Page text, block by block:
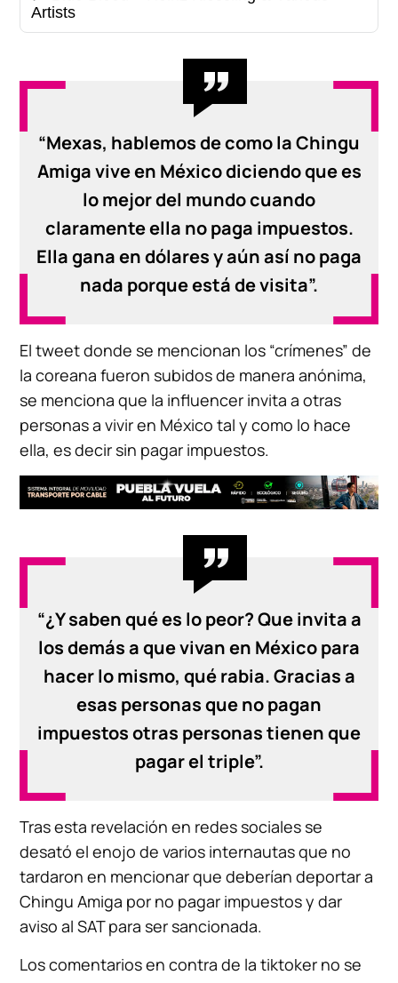
Artists
“Mexas, hablemos de como la Chingu
Amiga vive en México diciendo que es
lo mejor del mundo cuando
claramente ella no paga impuestos.
Ella gana en dólares y aún así no paga
nada porque está de visita”.
El tweet donde se mencionan los “crímenes” de
la coreana fueron subidos de manera anónima,
se menciona que la influencer invita a otras
personas a vivir en México tal y como lo hace
ella, es decir sin pagar impuestos.
“¿Y saben qué es lo peor? Que invita a
los demás a que vivan en México para
hacer lo mismo, qué rabia. Gracias a
esas personas que no pagan
impuestos otras personas tienen que
pagar el triple”.
Tras esta revelación en redes sociales se
desató el enojo de varios internautas que no
tardaron en mencionar que deberían deportar a
Chingu Amiga por no pagar impuestos y dar
aviso al SAT para ser sancionada.
Los comentarios en contra de la tiktoker no se